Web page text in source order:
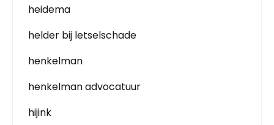
heidema
helder bij letselschade
henkelman
henkelman advocatuur
hijink